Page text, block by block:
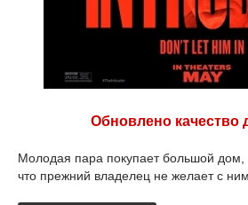
Обновлено качество
Молодая пара покупает большой дом,
что прежний владелец не желает с ним